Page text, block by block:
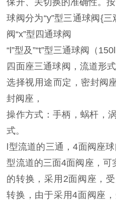
保开、关切换的准确性。
球阀分为“y”型三通球阀{三
阀“x”型四通球阀
“l”型及”“t”型三通球阀（
四面座三通球阀，流道形式
选择视用途而定，密封阀
封阀座，
操作方式：手柄，蜗杆，
式。
l型流道的三通，4面阀座
型流道的三面4面阀座，
的转换，采用2面阀座，
转换，由于采用4面阀座